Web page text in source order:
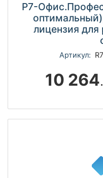
Р7-
лицензия для
Артикул:
10 264